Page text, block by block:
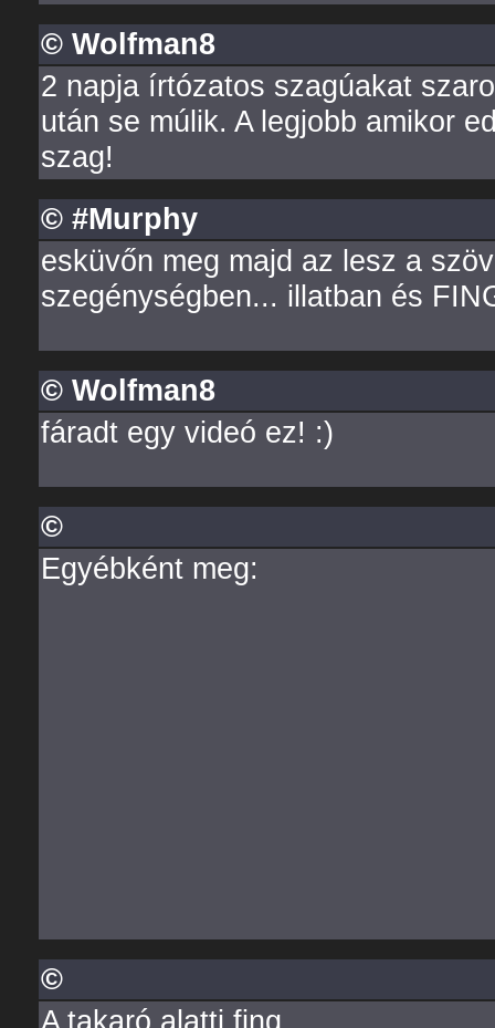
© Wolfman8
2 napja írtózatos szagúakat
után se múlik. A legjobb amikor
szag!
© #Murphy
esküvőn meg majd az lesz a
szegénységben... illatban és
© Wolfman8
fáradt egy videó ez! :)
©
Egyébként meg:
©
A takaró alatti fing